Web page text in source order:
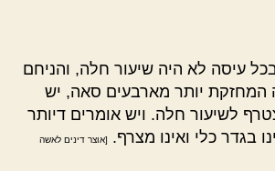
עיסה לא היה שיעור חלה, והניחם
המחזקת יותר מארבעים סאה, יש
לשיעור חלה. ויש אומרים דיותר
בגדר כלי ואינו מצרף.
[אוצר דינים לאשה